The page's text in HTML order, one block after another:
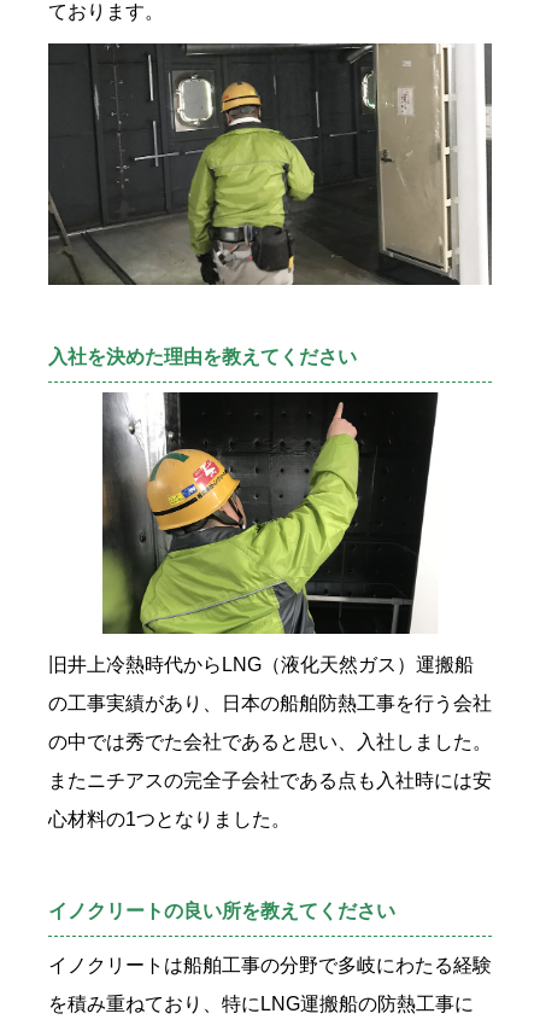
ております。
入社を決めた理由を教えてください
旧井上冷熱時代からLNG（液化天然ガス）運搬船
の工事実績があり、日本の船舶防熱工事を行う会社
の中では秀でた会社であると思い、入社しました。
またニチアスの完全子会社である点も入社時には安
心材料の1つとなりました。
イノクリートの良い所を教えてください
イノクリートは船舶工事の分野で多岐にわたる経験
を積み重ねており、特にLNG運搬船の防熱工事に